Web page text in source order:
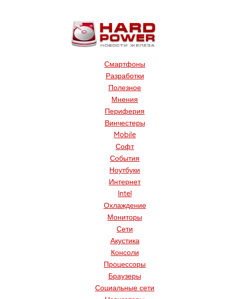
Смартфоны
Разработки
Полезное
Мнения
Периферия
Винчестеры
Mobile
Софт
События
Ноутбуки
Интернет
Intel
Охлаждение
Мониторы
Сети
Акустика
Консоли
Процессоры
Браузеры
Социальные сети